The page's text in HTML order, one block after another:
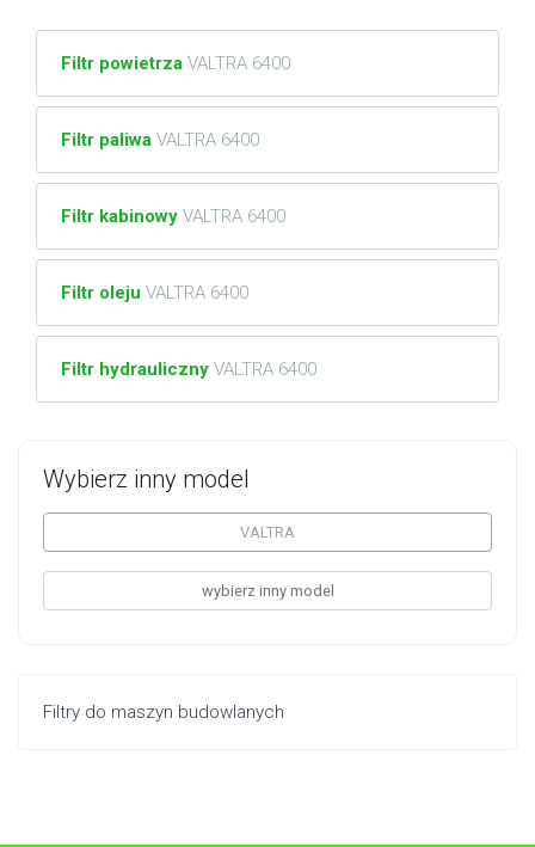
Wybierz inny model
VALTRA
wybierz inny model
Filtry do maszyn budowlanych
Filtr powietrza VALTRA 6400
Filtr paliwa VALTRA 6400
Filtr kabinowy VALTRA 6400
Filtr oleju VALTRA 6400
Filtr hydrauliczny VALTRA 6400